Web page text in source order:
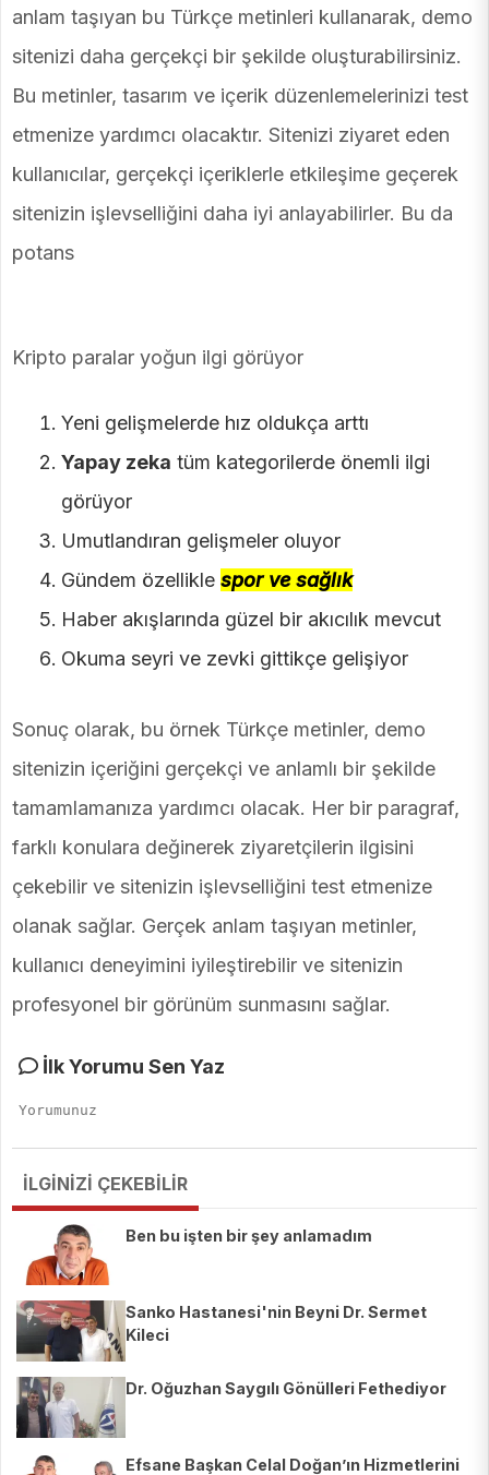
anlam taşıyan bu Türkçe metinleri kullanarak, demo
sitenizi daha gerçekçi bir şekilde oluşturabilirsiniz.
Bu metinler, tasarım ve içerik düzenlemelerinizi test
etmenize yardımcı olacaktır. Sitenizi ziyaret eden
kullanıcılar, gerçekçi içeriklerle etkileşime geçerek
sitenizin işlevselliğini daha iyi anlayabilirler. Bu da
potans
Kripto paralar yoğun ilgi görüyor
Yeni gelişmelerde hız oldukça arttı
Yapay zeka tüm kategorilerde önemli ilgi
görüyor
Umutlandıran gelişmeler oluyor
Gündem özellikle spor ve sağlık
Haber akışlarında güzel bir akıcılık mevcut
Okuma seyri ve zevki gittikçe gelişiyor
Sonuç olarak, bu örnek Türkçe metinler, demo
sitenizin içeriğini gerçekçi ve anlamlı bir şekilde
tamamlamanıza yardımcı olacak. Her bir paragraf,
farklı konulara değinerek ziyaretçilerin ilgisini
çekebilir ve sitenizin işlevselliğini test etmenize
olanak sağlar. Gerçek anlam taşıyan metinler,
kullanıcı deneyimini iyileştirebilir ve sitenizin
profesyonel bir görünüm sunmasını sağlar.
İlk Yorumu Sen Yaz
İLGİNİZİ ÇEKEBİLİR
Ben bu işten bir şey anlamadım
Sanko Hastanesi'nin Beyni Dr. Sermet
Kileci
Dr. Oğuzhan Saygılı Gönülleri Fethediyor
Efsane Başkan Celal Doğan’ın Hizmetlerini